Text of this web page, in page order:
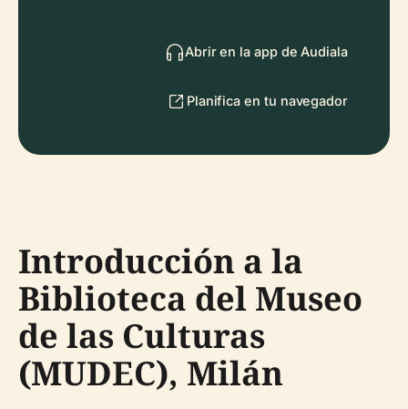
Abrir en la app de Audiala
Planifica en tu navegador
Introducción a la
Biblioteca del Museo
de las Culturas
(MUDEC), Milán